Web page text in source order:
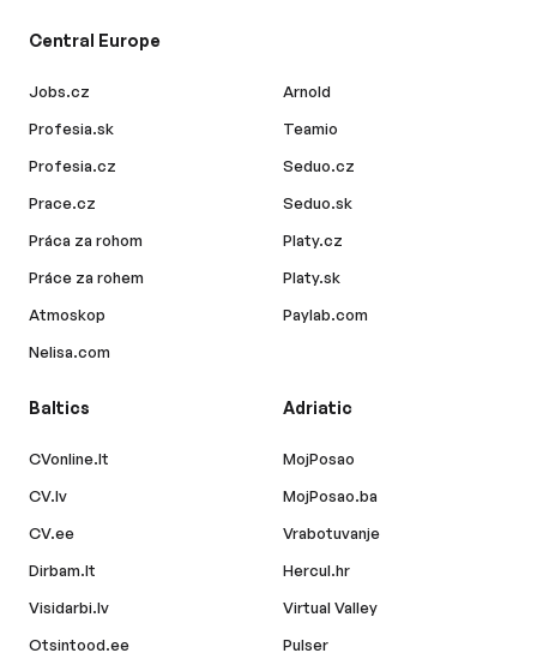
Central Europe
Jobs.cz
Profesia.sk
Profesia.cz
Prace.cz
Práca za rohom
Práce za rohem
Atmoskop
Nelisa.com
Arnold
Teamio
Seduo.cz
Seduo.sk
Platy.cz
Platy.sk
Paylab.com
Baltics
CVonline.lt
CV.lv
CV.ee
Dirbam.lt
Visidarbi.lv
Otsintood.ee
Adriatic
MojPosao
MojPosao.ba
Vrabotuvanje
Hercul.hr
Virtual Valley
Pulser